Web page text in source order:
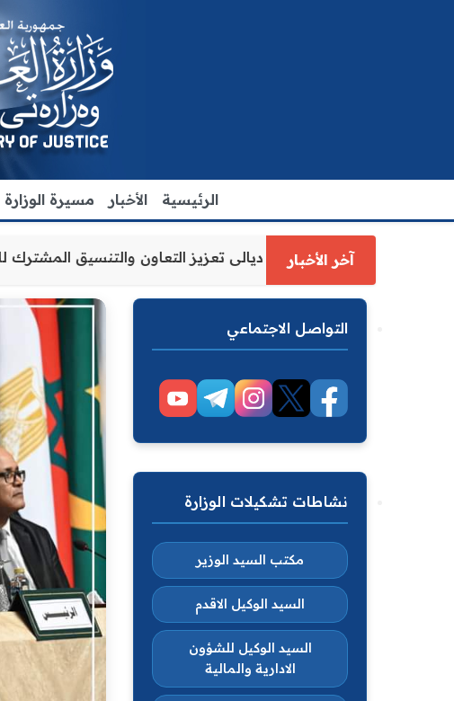
الرئيسية الأخبار مسيرة الوزارة
آخر الأخبار
العدل الاقدم يبحث مع رئيس مجلس محافظة ديالى تعزيز التعاون
التواصل الاجتماعي
نشاطات تشكيلات الوزارة
مكتب السيد الوزير
السيد الوكيل الاقدم
السيد الوكيل للشؤون
الادارية والمالية